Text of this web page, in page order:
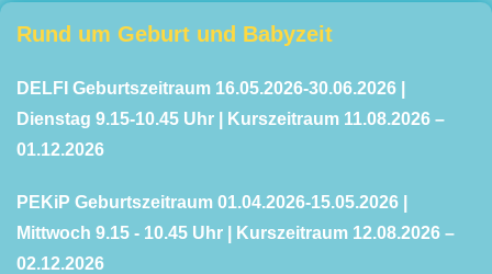
Rund um Geburt und Babyzeit
DELFI Geburtszeitraum 16.05.2026-30.06.2026 |
Dienstag 9.15-10.45 Uhr | Kurszeitraum 11.08.2026 –
01.12.2026
PEKiP Geburtszeitraum 01.04.2026-15.05.2026 |
Mittwoch 9.15 - 10.45 Uhr | Kurszeitraum 12.08.2026 –
02.12.2026